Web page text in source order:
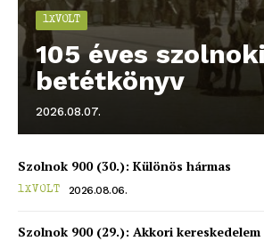
szubjektív
1XVOLT
105 éves
betétkönyv
2026.08.07.
Szolnok 900 (30.): Különös hármas
1XVOLT 2026.08.06.
Szolnok 900 (29.): Akkori kereskedelem